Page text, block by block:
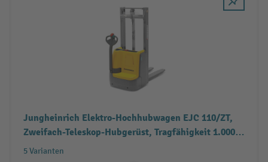
Jungheinrich Elektro-Hochhubwagen EJC 110/ZT,
Zweifach-Teleskop-Hubgerüst, Tragfähigkeit 1.000
kg
5 Varianten